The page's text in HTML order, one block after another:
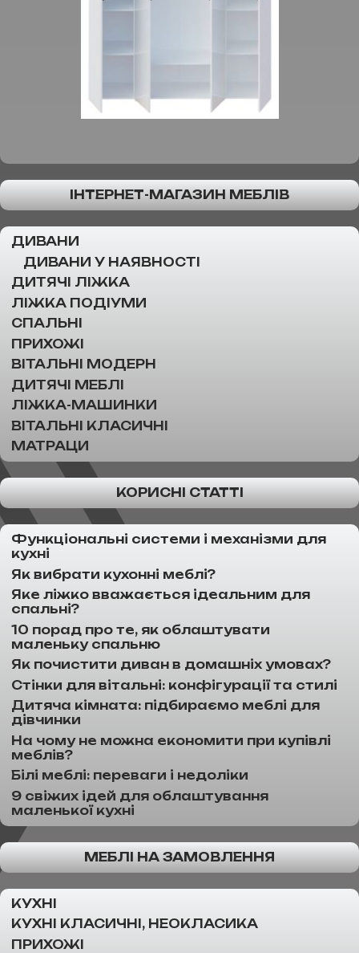
ІНТЕРНЕТ-МАГАЗИН МЕБЛІВ
ДИВАНИ
ДИВАНИ У НАЯВНОСТІ
ДИТЯЧІ ЛІЖКА
ЛІЖКА ПОДІУМИ
СПАЛЬНІ
ПРИХОЖІ
ВІТАЛЬНІ МОДЕРН
ДИТЯЧІ МЕБЛІ
ЛІЖКА-МАШИНКИ
ВІТАЛЬНІ КЛАСИЧНІ
МАТРАЦИ
КОРИСНІ СТАТТІ
Функціональні системи і механізми для
кухні
Як вибрати кухонні меблі?
Яке ліжко вважається ідеальним для
спальні?
10 порад про те, як облаштувати
маленьку спальню
Як почистити диван в домашніх умовах?
Стінки для вітальні: конфігурації та стилі
Дитяча кімната: підбираємо меблі для
дівчинки
На чому не можна економити при купівлі
меблів?
Білі меблі: переваги і недоліки
9 свіжих ідей для облаштування
маленької кухні
МЕБЛІ НА ЗАМОВЛЕННЯ
КУХНІ
КУХНІ КЛАСИЧНІ, НЕОКЛАСИКА
ПРИХОЖІ